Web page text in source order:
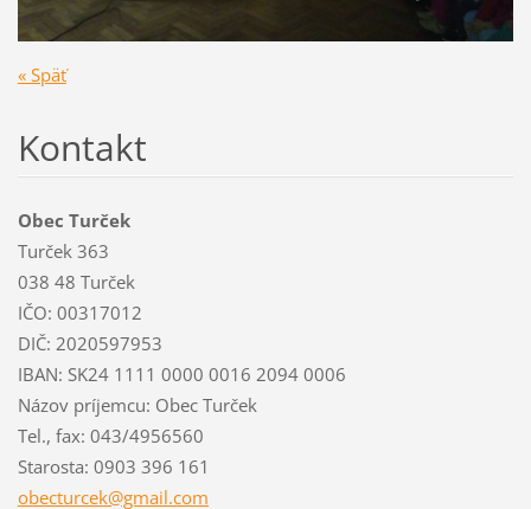
« Späť
Kontakt
Obec Turček
Turček 363
038 48 Turček
IČO: 00317012
DIČ: 2020597953
IBAN: SK24 1111 0000 0016 2094 0006
Názov príjemcu: Obec Turček
Tel., fax: 043/4956560
Starosta: 0903 396 161
obecturcek@gmail.com